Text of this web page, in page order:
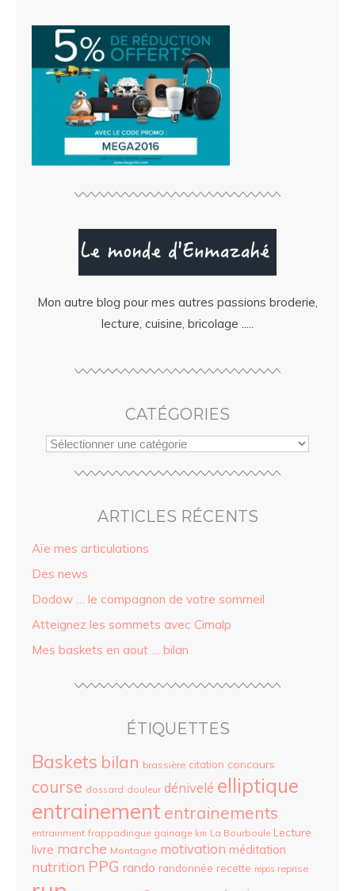
Mon autre blog pour mes autres passions broderie,
lecture, cuisine, bricolage .....
CATÉGORIES
ARTICLES RÉCENTS
Aïe mes articulations
Des news
Dodow … le compagnon de votre sommeil
Atteignez les sommets avec Cimalp
Mes baskets en aout … bilan
ÉTIQUETTES
Baskets bilan brassière citation concours
course dossard douleur dénivelé elliptique
entrainement entrainements
entrainment frappadingue gainage km La Bourboule Lecture
livre marche Montagne motivation méditation
nutrition PPG rando randonnée recette repos reprise